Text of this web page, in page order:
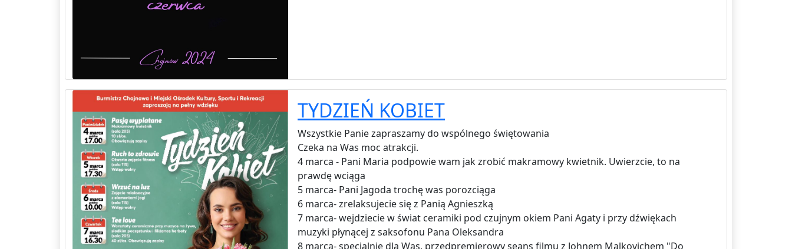
TYDZIEŃ KOBIET
Wszystkie Panie zapraszamy do wspólnego świętowania
Czeka na Was moc atrakcji.
4 marca - Pani Maria podpowie wam jak zrobić makramowy kwietnik. Uwierzcie, to na
prawdę wciąga
5 marca- Pani Jagoda trochę was porozciąga
6 marca- zrelaksujecie się z Panią Agnieszką
7 marca- wejdziecie w świat ceramiki pod czujnym okiem Pani Agaty i przy dźwiękach
muzyki płynącej z saksofonu Pana Oleksandra
8 marca- specjalnie dla Was, przedpremierowy seans filmu z Johnem Malkovichem "Do